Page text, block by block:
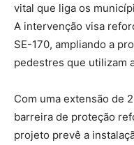
vital que liga os
A intervenção visa
SE-170, ampliando a
pedestres que utilizam
Com uma extensão de
barreira de proteção
projeto prevê a